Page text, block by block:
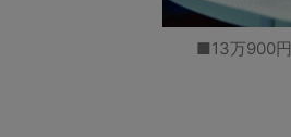
■13万900円